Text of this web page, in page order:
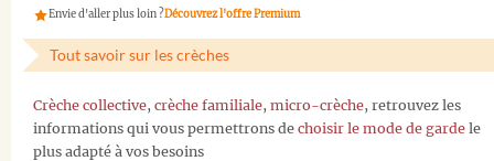
Envie d'aller plus loin ?Découvrez l'offre Premium
Tout savoir sur les crèches
Crèche collective, crèche familiale, micro-crèche, retrouvez les
informations qui vous permettrons de choisir le mode de garde le
plus adapté à vos besoins